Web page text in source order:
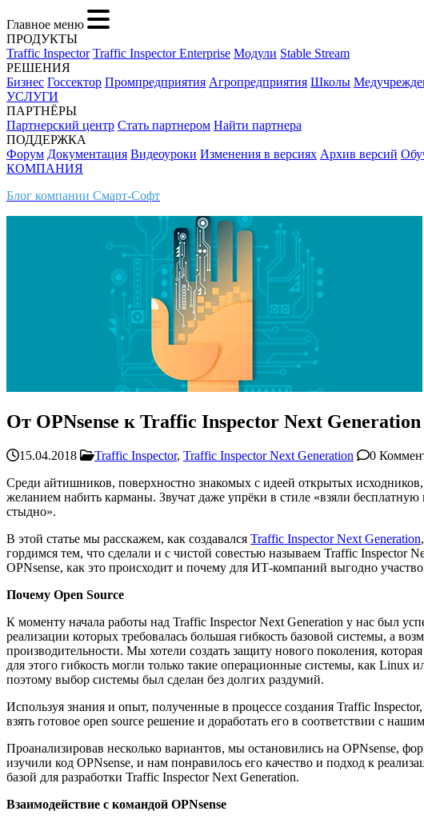
Главное меню
ПРОДУКТЫ
Traffic Inspector Traffic Inspector Enterprise Модули Stable Stream
РЕШЕНИЯ
Бизнес Госсектор Промпредприятия Агропредприятия Школы
УСЛУГИ
ПАРТНЁРЫ
Партнерский центр Стать партнером Найти партнера
ПОДДЕРЖКА
Форум Документация Видеоуроки Изменения в версиях Архив версий
КОМПАНИЯ
Блог компании Смарт-Софт
От OPNsense к Traffic Inspector Next Generation
15.04.2018 Traffic Inspector, Traffic Inspector Next Generation 0
Среди айтишников, поверхностно знакомых с идеей открытых
желанием набить карманы. Звучат даже упрёки в стиле «взяли
стыдно».
В этой статье мы расскажем, как создавался Traffic Inspector Next Generation
гордимся тем, что сделали и с чистой совестью называем Traffic Inspector
OPNsense, как это происходит и почему для ИТ-компаний выгодно
Почему Open Source
К моменту начала работы над Traffic Inspector Next Generation у нас был
реализации которых требовалась большая гибкость базовой системы, а
производительности. Мы хотели создать защиту нового поколения,
для этого гибкость могли только такие операционные системы, как Linux
поэтому выбор системы был сделан без долгих раздумий.
Используя знания и опыт, полученные в процессе создания Traffic
взять готовое open source решение и доработать его в соответствии с
Проанализировав несколько вариантов, мы остановились на OPNsense,
изучили код OPNsense, и нам понравилось его качество и подход к
базой для разработки Traffic Inspector Next Generation.
Взаимодействие с командой OPNsense